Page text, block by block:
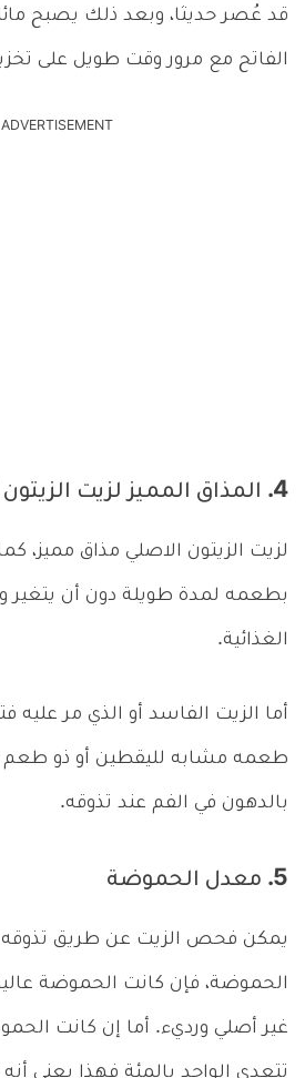
قد عُصر حديثا، وبعد ذلك يصبح
الفاتح مع مرور وقت طويل على
ADVERTISEMENT
4. المذاق المميز لزيت الزيتون الأصلي
لزيت الزيتون الاصلي مذاق مميز،
بطعمه لمدة طويلة دون أن يتغير
الغذائية.
أما الزيت الفاسد أو الذي مر عليه
طعمه مشابه لليقطين أو ذو طعم
بالدهون في الفم عند تذوقه.
5. معدل الحموضة
يمكن فحص الزيت عن طريق
الحموضة، فإن كانت الحموضة
غير أصلي ورديء. أما إن كانت
تتعدى الواحد بالمئة فهذا يعني